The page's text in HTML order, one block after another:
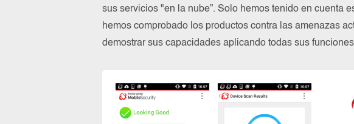
sus servicios "en la nube”. Solo hemos tenido en cuenta
hemos comprobado los productos contra las amenazas
demostrar sus capacidades aplicando todas sus